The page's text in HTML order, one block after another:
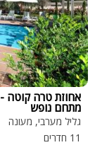
אחוזת טרה קוטה -
מתחם נופש
גליל מערבי, מעונה
11 חדרים